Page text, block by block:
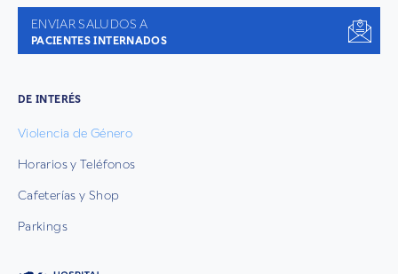
ENVIAR SALUDOS A
PACIENTES INTERNADOS
DE INTERÉS
Violencia de Género
Horarios y Teléfonos
Cafeterías y Shop
Parkings